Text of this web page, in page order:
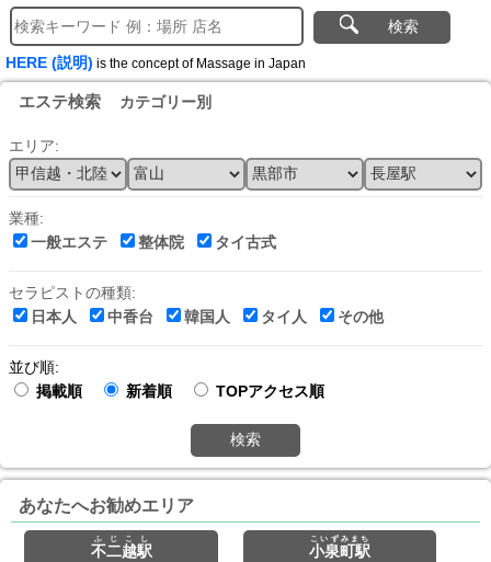
検索
HERE (説明) is the concept of Massage in Japan
エステ検索 カテゴリー別
エリア:
業種:
一般エステ
整体院 タイ古式
セラピストの種類:
日本人
中香台 韓国人 タイ人 その他
並び順:
掲載順
新着順 TOPアクセス順
検索
あなたへお勧めエリア
不二越駅
ふじこし
小泉町駅
こいずみまち